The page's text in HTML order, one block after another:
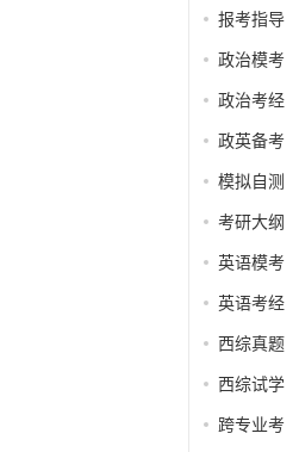
报考指导
政治模考
政治考经
政英备考
模拟自测
考研大纲
英语模考
英语考经
西综真题
西综试学
跨专业考